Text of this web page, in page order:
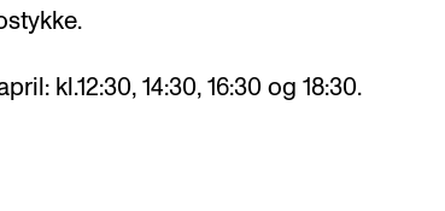
kl.12:30, 14:30, 16:30 og 18:30.